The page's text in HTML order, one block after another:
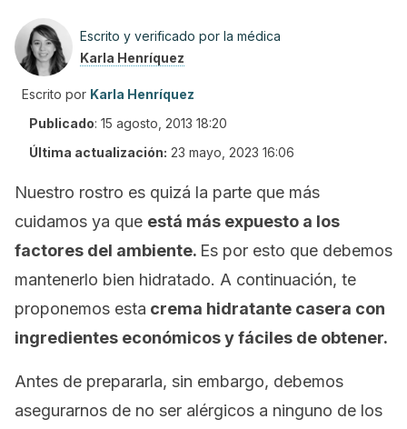
Escrito y verificado por la médica
Karla Henríquez
Escrito por Karla Henríquez
Publicado: 15 agosto, 2013 18:20
Última actualización: 23 mayo, 2023 16:06
Nuestro rostro es quizá la parte que más
cuidamos ya que está más expuesto a los
factores del ambiente. Es por esto que debemos
mantenerlo bien hidratado. A continuación, te
proponemos esta crema hidratante casera con
ingredientes económicos y fáciles de obtener.
Antes de prepararla, sin embargo, debemos
asegurarnos de no ser alérgicos a ninguno de los